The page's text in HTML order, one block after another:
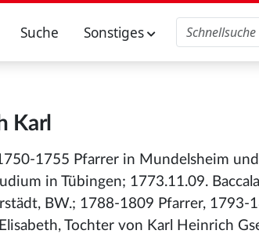
Suche Sonstiges
Karl
1755 Pfarrer in Mundelsheim
in Tübingen; 1773.11.09.
BW.; 1788-1809 Pfarrer, 1793-
Tochter von Karl Heinrich